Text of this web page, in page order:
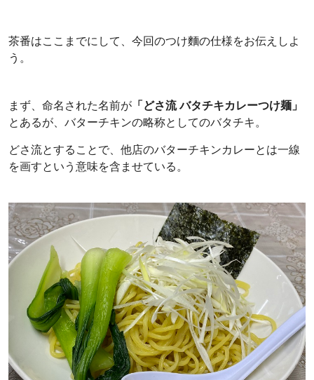
茶番はここまでにして、今回のつけ麵の仕様をお伝えしよ
う。
まず、命名された名前が 「どさ流 バタチキカレーつけ麺」
とあるが、バターチキンの略称としてのバタチキ。
どさ流とすることで、他店のバターチキンカレーとは一線
を画すという意味を含ませている。